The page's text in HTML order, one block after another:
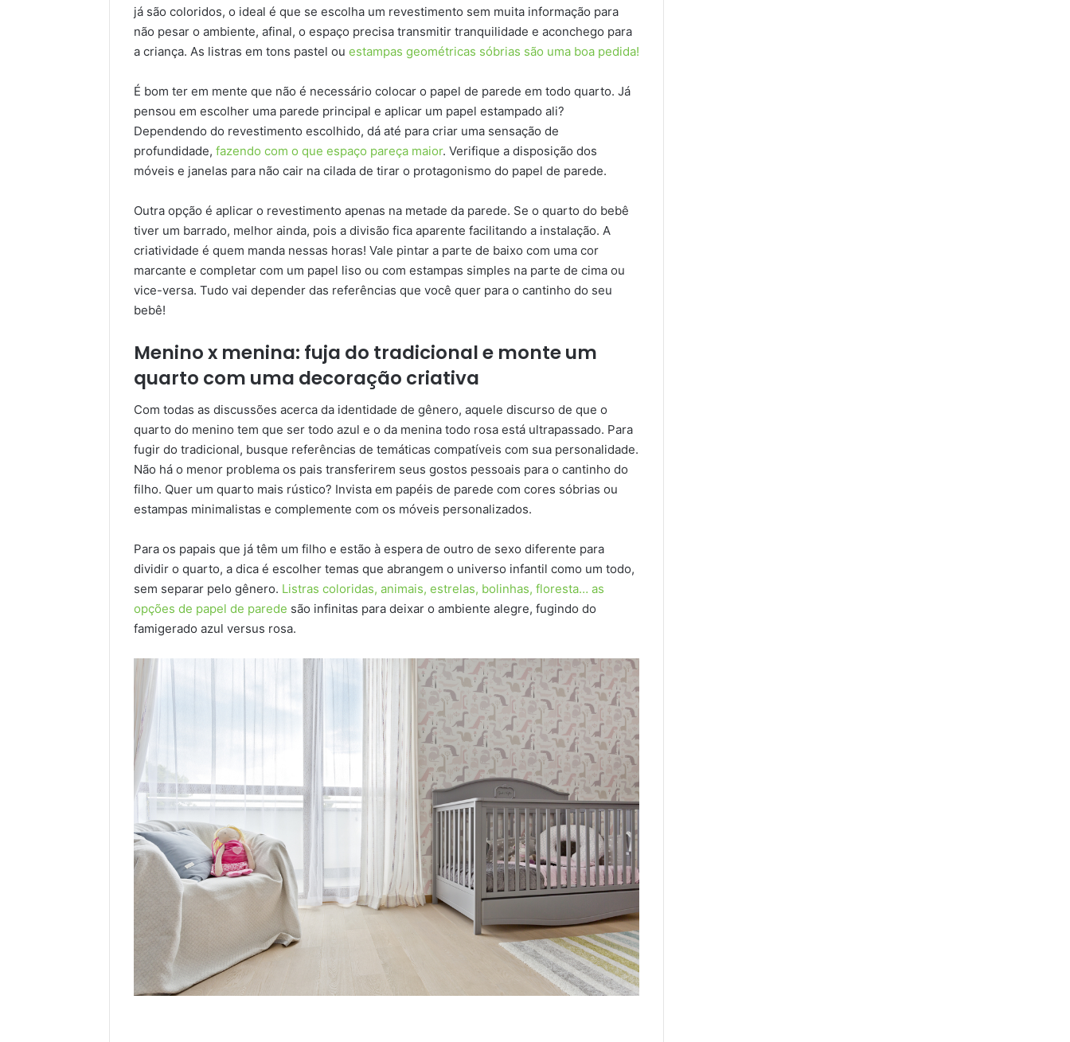
já são coloridos, o ideal é que se escolha um revestimento sem muita informação para
não pesar o ambiente, afinal, o espaço precisa transmitir tranquilidade e aconchego para
a criança. As listras em tons pastel ou estampas geométricas sóbrias são uma boa pedida!
É bom ter em mente que não é necessário colocar o papel de parede em todo quarto. Já
pensou em escolher uma parede principal e aplicar um papel estampado ali?
Dependendo do revestimento escolhido, dá até para criar uma sensação de
profundidade, fazendo com o que espaço pareça maior. Verifique a disposição dos
móveis e janelas para não cair na cilada de tirar o protagonismo do papel de parede.
Outra opção é aplicar o revestimento apenas na metade da parede. Se o quarto do bebê
tiver um barrado, melhor ainda, pois a divisão fica aparente facilitando a instalação. A
criatividade é quem manda nessas horas! Vale pintar a parte de baixo com uma cor
marcante e completar com um papel liso ou com estampas simples na parte de cima ou
vice-versa. Tudo vai depender das referências que você quer para o cantinho do seu
bebê!
Menino x menina: fuja do tradicional e monte um
quarto com uma decoração criativa
Com todas as discussões acerca da identidade de gênero, aquele discurso de que o
quarto do menino tem que ser todo azul e o da menina todo rosa está ultrapassado. Para
fugir do tradicional, busque referências de temáticas compatíveis com sua personalidade.
Não há o menor problema os pais transferirem seus gostos pessoais para o cantinho do
filho. Quer um quarto mais rústico? Invista em papéis de parede com cores sóbrias ou
estampas minimalistas e complemente com os móveis personalizados.
Para os papais que já têm um filho e estão à espera de outro de sexo diferente para
dividir o quarto, a dica é escolher temas que abrangem o universo infantil como um todo,
sem separar pelo gênero. Listras coloridas, animais, estrelas, bolinhas, floresta… as
opções de papel de parede são infinitas para deixar o ambiente alegre, fugindo do
famigerado azul versus rosa.